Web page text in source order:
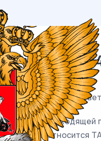
/
. Запишите номера
рельсы, уходящей
прочего, относится